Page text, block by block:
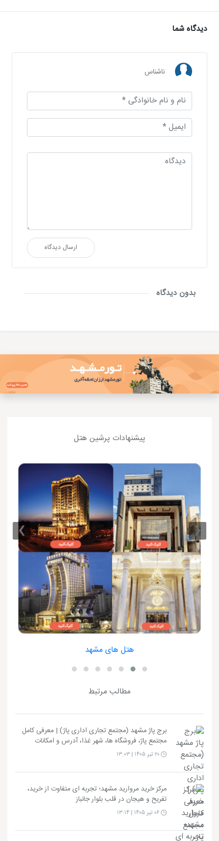
دیدگاه شما
ناشناس
ارسال دیدگاه
بدون دیدگاه
پیشنهادات پرشین هتل
هتل های مشهد
‹
›
مطالب مرتبط
برج پاژ مشهد (مجتمع تجاری اداری پاژ) | معرفی کامل
مجتمع پاژ، فروشگاه ها، شهر غذا، آدرس و امکانات
مرکز خرید مروارید مشهد؛ تجربه ای متفاوت از خرید،
تفریح و هیجان در قلب بلوار جانباز